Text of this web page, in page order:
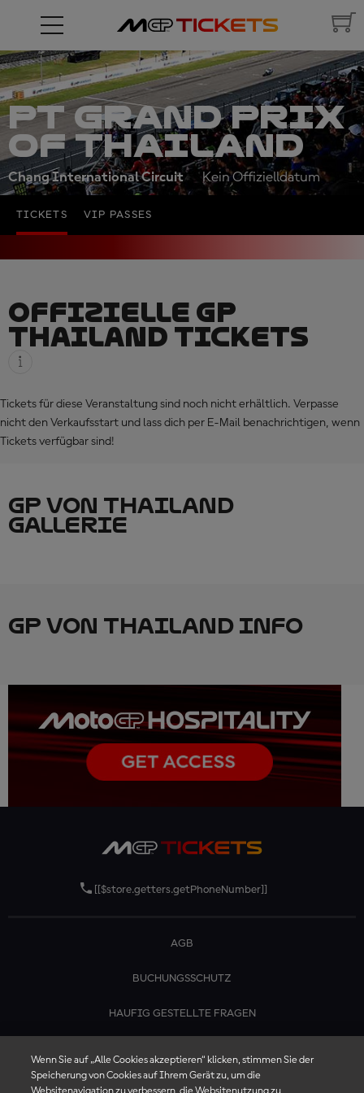
PT GRAND PRIX
OF THAILAND
Chang International Circuit Kein Offizielldatum
TICKETS VIP PASSES
OFFIZIELLE GP
THAILAND TICKETS
Tickets für diese Veranstaltung sind noch nicht erhältlich. Verpasse
nicht den Verkaufsstart und lass dich per E-Mail benachrichtigen, wenn
Tickets verfügbar sind!
GP VON THAILAND
GALLERIE
GP VON THAILAND INFO
[[$store.getters.getPhoneNumber]]
AGB
BUCHUNGSSCHUTZ
HAUFIG GESTELLTE FRAGEN
Wenn Sie auf „Alle Cookies akzeptieren“ klicken, stimmen Sie der
Speicherung von Cookies auf Ihrem Gerät zu, um die